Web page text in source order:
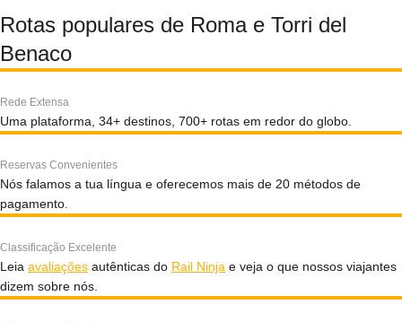
Rotas populares de Roma e Torri del
Benaco
Rede Extensa
Uma plataforma, 34+ destinos, 700+ rotas em redor do globo.
Reservas Convenientes
Nós falamos a tua língua e oferecemos mais de 20 métodos de
pagamento.
Classificação Excelente
Leia avaliações autênticas do Rail Ninja e veja o que nossos viajantes
dizem sobre nós.